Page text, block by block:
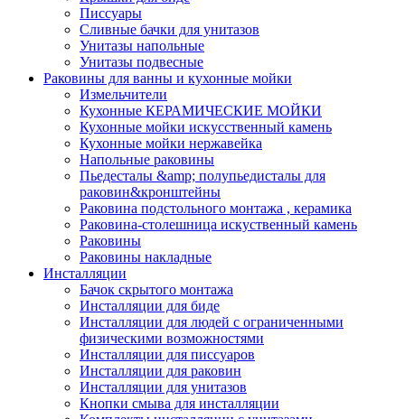
Писсуары
Сливные бачки для унитазов
Унитазы напольные
Унитазы подвесные
Раковины для ванны и кухонные мойки
Измельчители
Кухонные КЕРАМИЧЕСКИЕ МОЙКИ
Кухонные мойки искусственный камень
Кухонные мойки нержавейка
Напольные раковины
Пьедесталы &amp; полупьедисталы для
раковин&кронштейны
Раковина подстольного монтажа , керамика
Раковина-столешница искуственный камень
Раковины
Раковины накладные
Инсталляции
Бачок скрытого монтажа
Инсталляции для биде
Инсталляции для людей с ограниченными
физическими возможностями
Инсталляции для писсуаров
Инсталляции для раковин
Инсталляции для унитазов
Кнопки смыва для инсталляции